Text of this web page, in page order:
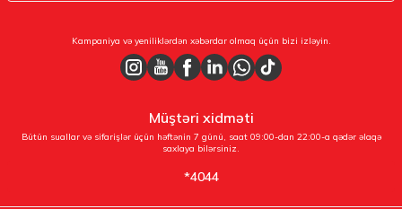
Kampaniya və yeniliklərdən xəbərdar olmaq üçün bizi izləyin.
Müştəri xidməti
Bütün suallar və sifarişlər üçün həftənin 7 günü, saat 09:00-dan 22:00-a qədər əlaqə
saxlaya bilərsiniz.
*4044